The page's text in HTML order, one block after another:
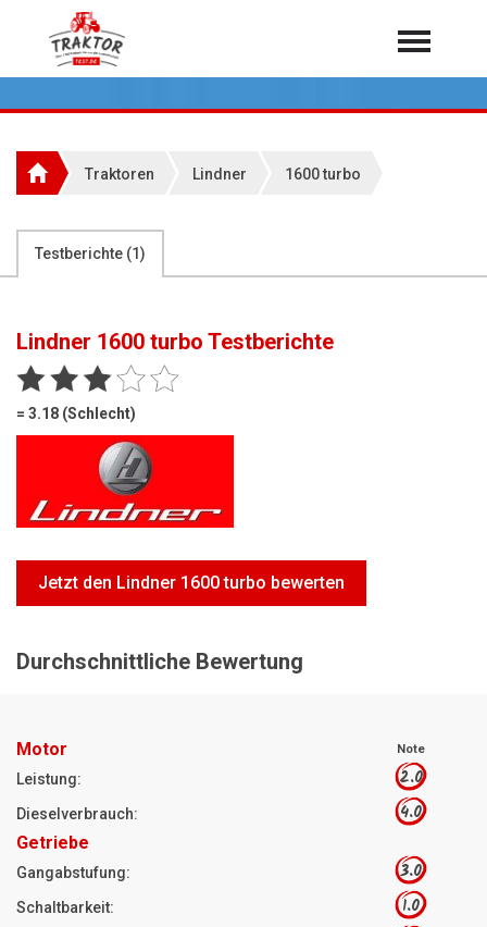
Home
Rundballenpressen
Teleskoplader
Motorsägen
Freischneider
Über 7.000 Testberichte
Traktoren Lindner 1600 turbo
Testberichte (1)
Lindner 1600 turbo Testberichte
= 3.18 (Schlecht)
Jetzt den Lindner 1600 turbo bewerten
Durchschnittliche Bewertung
Motor Note
Leistung: 2.0
Dieselverbrauch: 4.0
Getriebe
Gangabstufung: 3.0
Schaltbarkeit: 1.0